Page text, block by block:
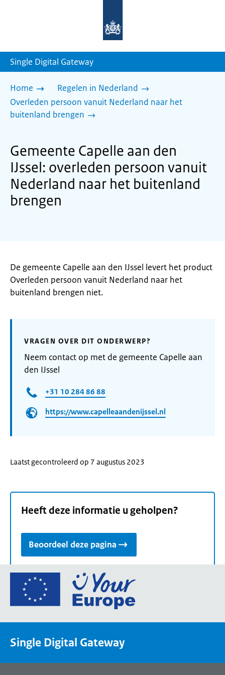
homepage
Single Digital Gateway
Home
Regelen in Nederland
Overleden persoon vanuit Nederland naar het
buitenland brengen
Gemeente Capelle aan den
IJssel: overleden persoon vanuit
Nederland naar het buitenland
brengen
De gemeente Capelle aan den IJssel levert het product
Overleden persoon vanuit Nederland naar het
buitenland brengen niet.
VRAGEN OVER DIT ONDERWERP?
Neem contact op met de gemeente Capelle aan
den IJssel
+31 10 284 86 88​
https://www.capelleaandenijssel.nl
Laatst gecontroleerd op 7 augustus 2023
Heeft deze informatie u geholpen?
Beoordeel deze pagina
Ga
de
een
Single Digital Gateway